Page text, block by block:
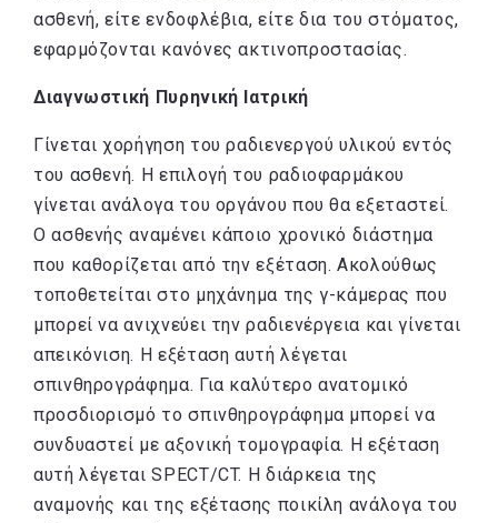
ασθενή, είτε ενδοφλέβια, είτε δια του στόματος,
εφαρμόζονται κανόνες ακτινοπροστασίας.
Διαγνωστική Πυρηνική Ιατρική
Γίνεται χορήγηση του ραδιενεργού υλικού εντός
του ασθενή. Η επιλογή του ραδιοφαρμάκου
γίνεται ανάλογα του οργάνου που θα εξεταστεί.
Ο ασθενής αναμένει κάποιο χρονικό διάστημα
που καθορίζεται από την εξέταση. Ακολούθως
τοποθετείται στο μηχάνημα της γ-κάμερας που
μπορεί να ανιχνεύει την ραδιενέργεια και γίνεται
απεικόνιση. Η εξέταση αυτή λέγεται
σπινθηρογράφημα. Για καλύτερο ανατομικό
προσδιορισμό το σπινθηρογράφημα μπορεί να
συνδυαστεί με αξονική τομογραφία. Η εξέταση
αυτή λέγεται SPECT/CT. Η διάρκεια της
αναμονής και της εξέτασης ποικίλη ανάλογα του